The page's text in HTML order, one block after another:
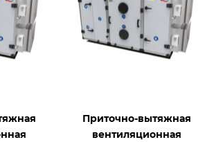
Приточно-вытяжная
вентиляционная